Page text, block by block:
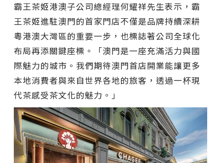
霸王茶姬港澳子公司總經理何耀祥先生表示，霸
王茶姬進駐澳門的首家門店不僅是品牌持續深耕
粵港澳大灣區的重要一步，也標誌著公司全球化
布局再添關鍵座標。「澳門是一座充滿活力與國
際魅力的城市。我們期待澳門首店開業能讓更多
本地消費者與來自世界各地的旅客，透過一杯現
代茶感受茶文化的魅力。」